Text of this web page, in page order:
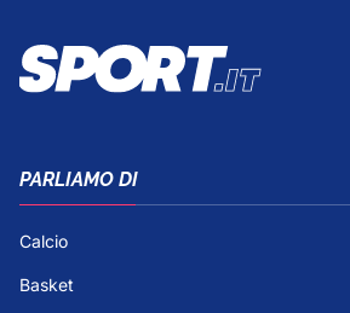
PARLIAMO DI
Calcio
Basket